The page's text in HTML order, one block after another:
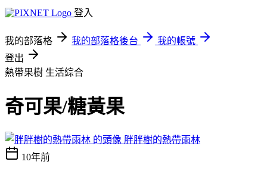
登入
我的部落格 我的部落格後台
我的帳號
登出
熱帶果樹 生活綜合
奇可果/糖黃果
胖胖樹的熱帶雨林
10年前